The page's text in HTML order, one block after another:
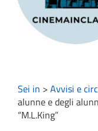
Sei in > Avvisi e
alunne e degli
“M.L.King”